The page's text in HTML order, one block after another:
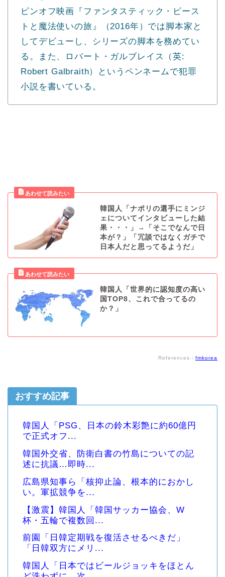
ピンオフ映画『ファンタスティック・ビース
トと魔法使いの旅』（2016年）では脚本家と
してデビューし、シリーズの脚本を務めてい
る。また、ロバート・ガルブレイス（英:
Robert Galbraith）というペンネームで犯罪
小説を書いている。
韓国人「ナポリの選手にミンジ
ェについてインタビューした結
果・・・」→「そこでなんで日
本が？」「冗談ではなくガチで
日本人だと思ってるようだ」
韓国人「世界的に認知度の高い
国TOP8、これで合ってるの
か？」
References： fmkorea
おすすめ記事
韓国人「PSG、日本の鈴木彩艶に約60億円
で正式オフ...
韓国外交省、防衛白書の竹島についての記
述に抗議…即時...
広島県知事ら「核抑止論、根本的におかし
い。軍拡競争を...
【激震】韓国人「韓国サッカー協会、W
杯・五輪で複数回...
前園「日韓定期戦を復活させるべきだ」
「日韓双方にメリ...
韓国人「日本ではビールジョッキをほとん